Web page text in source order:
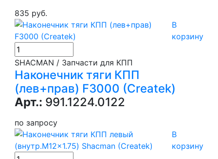
835 руб.
В
корзину
SHACMAN / Запчасти для КПП
Наконечник тяги КПП
(лев+прав) F3000 (Createk)
Арт.: 991.1224.0122
по запросу
В
корзину